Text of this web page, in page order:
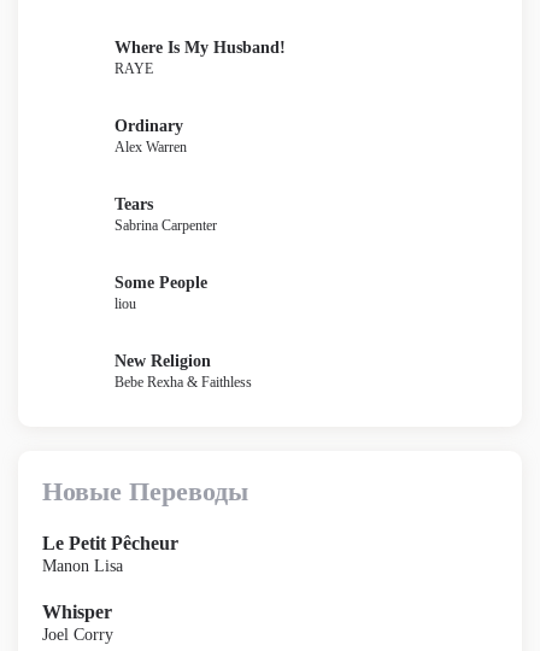
Where Is My Husband!
RAYE
Ordinary
Alex Warren
Tears
Sabrina Carpenter
Some People
liou
New Religion
Bebe Rexha & Faithless
Новые Переводы
Le Petit Pêcheur
Manon Lisa
Whisper
Joel Corry